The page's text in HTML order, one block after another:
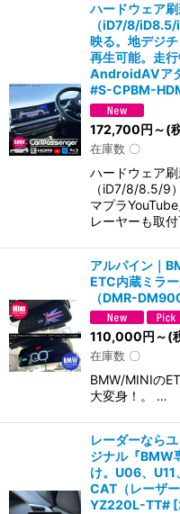
ハードウェア
（iD7/8/
映る。地デジ
再生可能。走
AndroidAVア
#S-CPBM-
172,700円 ～(
在庫数 〇
ハードウェア
（iD7/8/8.5/9
マプラ
レーヤーも取
アルパイン｜
ETC内蔵ミラ
（DMR-
110,000円 ～(
在庫数 〇
BMW/MINIの
大変身！。 …
レーダーなら
ジナル『BMW
け。U06、
CAT（レーザ
YZ220L-TT# [